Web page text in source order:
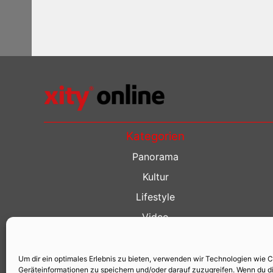
Um dir ein optimales Erlebnis zu bieten, verwenden wir Technologien wie
Geräteinformationen zu speichern und/oder darauf zuzugreifen. Wenn du
Kategorien
Panorama
Kultur
Lifestyle
Video
Kino Guide